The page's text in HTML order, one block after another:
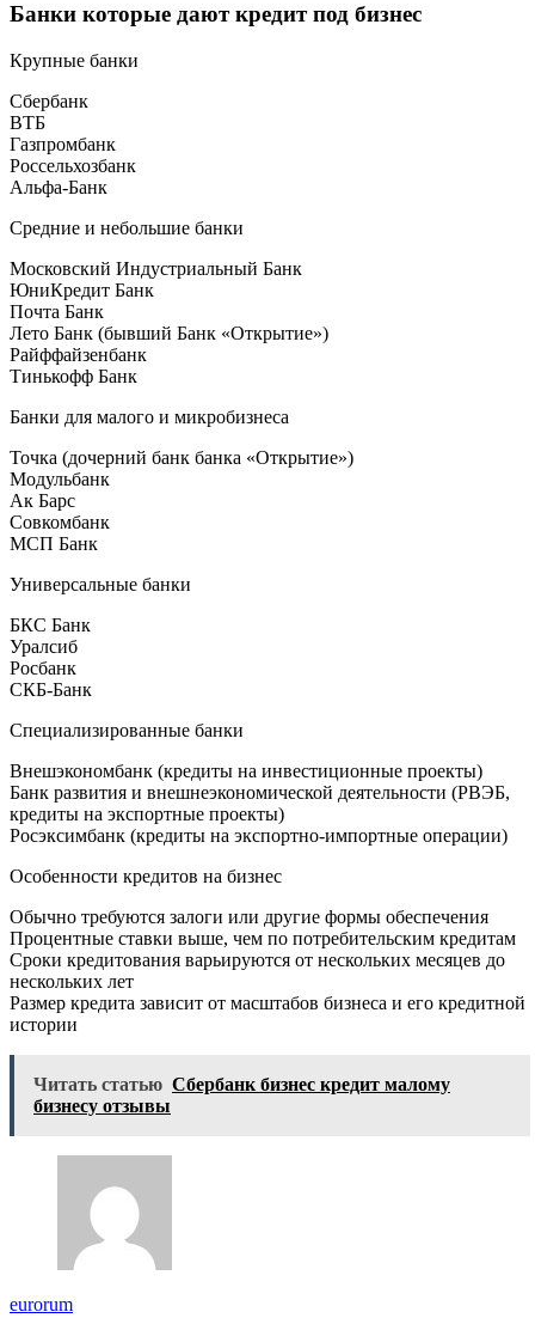
Банки которые дают кредит под бизнес
Крупные банки
Сбербанк
ВТБ
Газпромбанк
Россельхозбанк
Альфа-Банк
Средние и небольшие банки
Московский Индустриальный Банк
ЮниКредит Банк
Почта Банк
Лето Банк (бывший Банк «Открытие»)
Райффайзенбанк
Тинькофф Банк
Банки для малого и микробизнеса
Точка (дочерний банк банка «Открытие»)
Модульбанк
Ак Барс
Совкомбанк
МСП Банк
Универсальные банки
БКС Банк
Уралсиб
Росбанк
СКБ-Банк
Специализированные банки
Внешэкономбанк (кредиты на инвестиционные проекты)
Банк развития и внешнеэкономической деятельности (РВЭБ,
кредиты на экспортные проекты)
Росэксимбанк (кредиты на экспортно-импортные операции)
Особенности кредитов на бизнес
Обычно требуются залоги или другие формы обеспечения
Процентные ставки выше, чем по потребительским кредитам
Сроки кредитования варьируются от нескольких месяцев до
нескольких лет
Размер кредита зависит от масштабов бизнеса и его кредитной
истории
Читать статью Сбербанк бизнес кредит малому
бизнесу отзывы
eurorum